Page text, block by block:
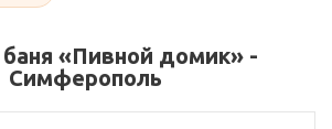
баня «Пивной домик» -
Симферополь